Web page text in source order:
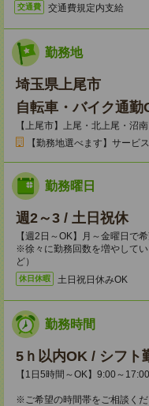
交通費 交通費規定内支給
勤務地
埼玉県上尾市
自転車・バイク通勤
【上尾市】上尾・北上尾・沼
【勤務地選べます】サービ
勤務曜日
週2～3 / 土日祝休
【週2日～OK】月～金曜日で
※徐々に勤務回数を増やして
ど）
休日休暇 土日祝日休みOK
勤務時間
5ｈ以内OK / シフト
【1日5時間～OK】9:00～
※ご希望の時間帯をご相談くだ